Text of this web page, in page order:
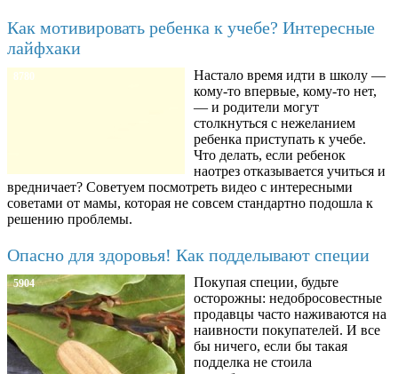
Как мотивировать ребенка к учебе? Интересные
лайфхаки
8780
Настало время идти в школу —
кому-то впервые, кому-то нет,
— и родители могут
столкнуться с нежеланием
ребенка приступать к учебе.
Что делать, если ребенок
наотрез отказывается учиться и
вредничает? Советуем посмотреть видео с интересными
советами от мамы, которая не совсем стандартно подошла к
решению проблемы.
Опасно для здоровья! Как подделывают специи
5904
Покупая специи, будьте
осторожны: недобросовестные
продавцы часто наживаются на
наивности покупателей. И все
бы ничего, если бы такая
подделка не стоила